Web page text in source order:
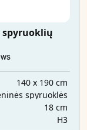
spyruoklių
140 x 190 cm
spyruoklės
18 cm
H3